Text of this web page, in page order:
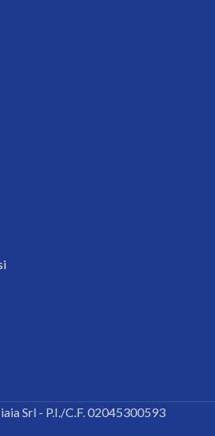
Srl - P.I./C.F. 02045300593